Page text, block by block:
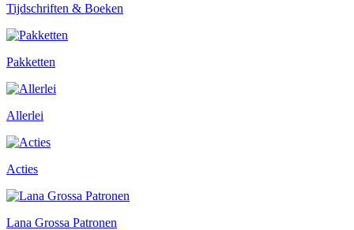
Tijdschriften & Boeken
Pakketten
Allerlei
Acties
Lana Grossa Patronen